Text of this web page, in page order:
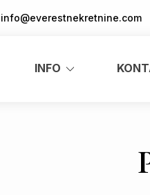
info@everestnekretnine.com
INFO